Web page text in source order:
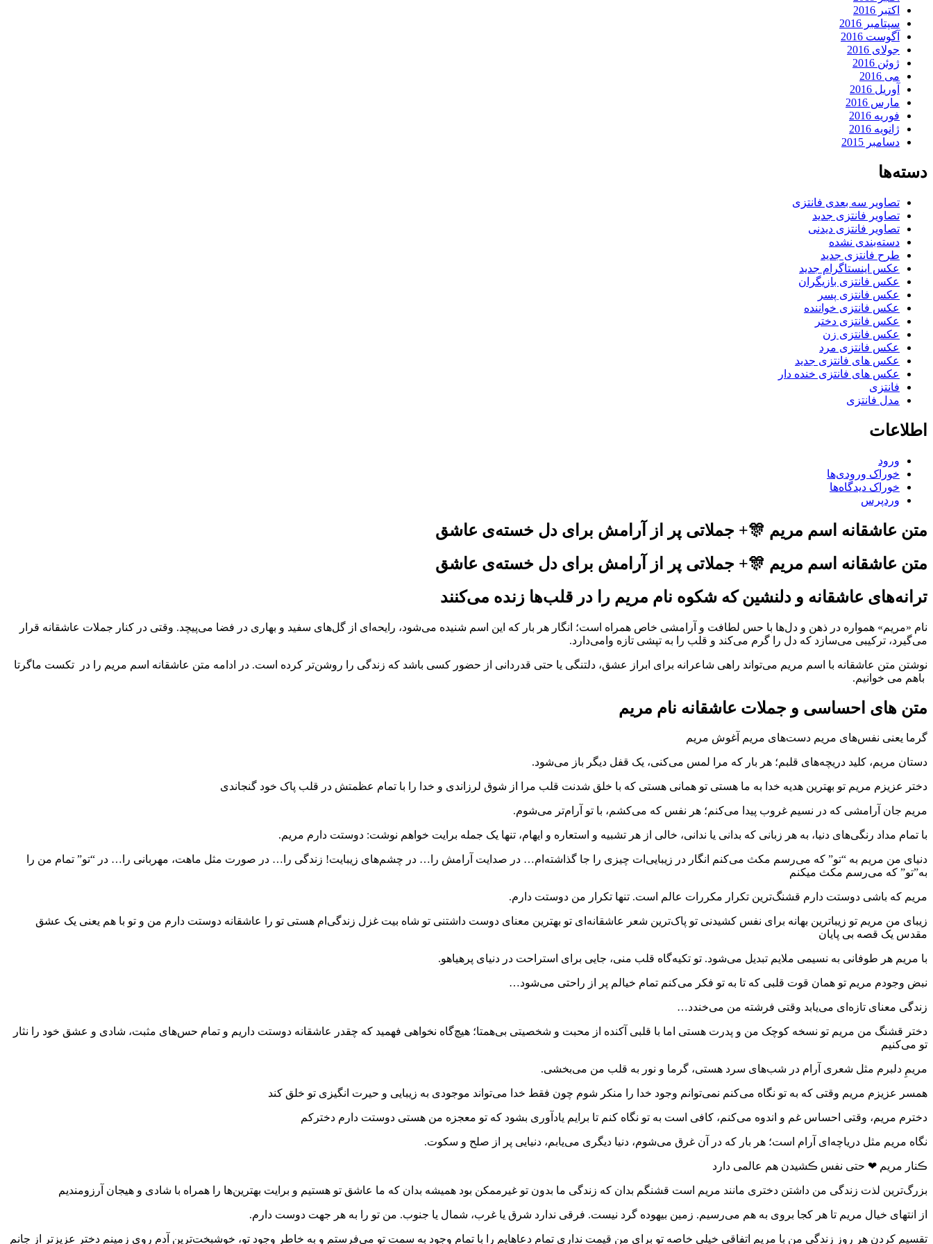
اکتبر 2016
سپتامبر 2016
آگوست 2016
جولای 2016
ژوئن 2016
می 2016
آوریل 2016
مارس 2016
فوریه 2016
ژانویه 2016
دسامبر 2015
دسته‌ها
تصاویر سه بعدی فانتزی
تصاویر فانتزی جدید
تصاویر فانتزی دیدنی
دسته‌بندی نشده
طرح فانتزی جدید
عکس اینستاگرام جدید
عکس فانتزی بازیگران
عکس فانتزی پسر
عکس فانتزی خواننده
عکس فانتزی دختر
عکس فانتزی زن
عکس فانتزی مرد
عکس های فانتزی جدید
عکس های فانتزی خنده دار
فانتزی
مدل فانتزی
اطلاعات
ورود
خوراک ورودی‌ها
خوراک دیدگاه‌ها
وردپرس
متن عاشقانه اسم مریم 🎊+ جملاتی پر از آرامش برای دل خسته‌ی عاشق
متن عاشقانه اسم مریم 🎊+ جملاتی پر از آرامش برای دل خسته‌ی عاشق
ترانه‌های عاشقانه و دلنشین که شکوه نام مریم را در قلب‌ها زنده می‌کنند
نام «مریم» همواره در ذهن و دل‌ها با حس لطافت و آرامشی خاص همراه است؛ انگار هر بار که این اسم شنیده می‌شود، رایحه‌ای از گل‌های سفید و بهاری در فضا می‌پیچد. وقتی در کنار جملات عاشقانه قرار
می‌گیرد، ترکیبی می‌سازد که دل را گرم می‌کند و قلب را به تپشی تازه وا‌می‌دارد.
نوشتن متن عاشقانه با اسم مریم می‌تواند راهی شاعرانه برای ابراز عشق، دلتنگی یا حتی قدردانی از حضور کسی باشد که زندگی را روشن‌تر کرده است. در ادامه متن عاشقانه اسم مریم را در تکست ماگرتا
باهم می خوانیم.
متن های احساسی و جملات عاشقانه نام مریم
گرما یعنی نفس‌های مریم دست‌های مریم آغوش مریم
دستان مریم، کلید دریچه‌های قلبم؛ هر بار که مرا لمس می‌کنی، یک قفل دیگر باز می‌شود.
دختر عزیزم مریم تو بهترین هدیه خدا به ما هستی تو همانی هستی که با خلق شدنت قلب مرا از شوق لرزاندی و خدا را با تمام عظمتش در قلب پاک خود گنجاندی
مریم جان آرامشی که در نسیم غروب پیدا می‌کنم؛ هر نفس که می‌کشم، با تو آرام‌تر می‌شوم.
با تمام مداد رنگی‌های دنیا، به هر زبانی که بدانی یا ندانی، خالی از هر تشبیه و استعاره و ایهام، تنها یک جمله برایت خواهم نوشت: دوستت دارم مریم.
دنیای من مریم به “تو” که می‌رسم مکث می‌کنم انگار در زیبایی‌ات چیزی را جا گذاشته‌ام… در صدایت آرامش را… در چشم‌های زیبایت! زندگی را… در صورت مثل ماهت، مهربانی را… در “تو” تمام من را
به”تو” که می‌رسم مکث میکنم
مریم که باشی دوستت دارم قشنگ‌ترین تکرار مکررات عالم است. تنها تکرار من دوستت دارم.
زیبای من مریم تو زیباترین بهانه بر‌ای نفس کشیدنی تو پاک‌ترین شعر عاشقانه‌ای تو بهترین معنای دوست داشتنی تو شاه بیت غزل زندگی‌ام هستی تو را عاشقانه دوستت دارم من و تو با هم یعنی یک عشق
مقدس یک قصه بی پایان
با مریم هر طوفانی به نسیمی ملایم تبدیل می‌شود. تو تکیه‌گاه قلب منی، جایی برای استراحت در دنیای پرهیاهو.
نبض وجودم مریم ‏تو همان قوت قلبی که تا به تو فکر می‌کنم تمام خیالم پر از راحتی می‌شود…
زندگی معنای تازه‌ای می‌یابد وقتی فرشته من می‌خندد…
دختر قشنگ من مریم تو نسخه کوچک من و پدرت هستی اما با قلبی آکنده از محبت و شخصیتی بی‌همتا؛ هیچ‌گاه نخواهی فهمید که چقدر عاشقانه دوستت داریم و تمام حس‌های مثبت، شادی و عشق خود را نثار
تو می‌کنیم
مریمِ دلبرم مثل شعری آرام در شب‌های سرد هستی، گرما و نور به قلب من می‌بخشی.
همسر عزیزم مریم وقتی که به تو نگاه می‌کنم نمی‌توانم وجود خدا را منکر شوم چون فقط خدا می‌تواند موجودی به زیبایی و حیرت انگیزی تو خلق کند
دخترم مریم، وقتی احساس غم و اندوه می‌کنم، کافی است به تو نگاه کنم تا برایم یادآوری بشود که تو معجزه من هستی دوستت دارم دخترکم
نگاه مریم مثل دریاچه‌ای آرام است؛ هر بار که در آن غرق می‌شوم، دنیا دیگری می‌یابم، دنیایی پر از صلح و سکوت.
ڪنار مریم ❤ حتی نفس ڪشیدن هم عالمی دارد
بزرگ‌ترین لذت زندگی من داشتن دختری مانند مریم است قشنگم بدان که زندگی ما بدون تو غیرممکن بود همیشه بدان که ما عاشق تو هستیم و برایت بهترین‌ها را همراه با شادی و هیجان آرزومندیم
از انتهای خیال مریم تا هر کجا بروی به هم می‌رسیم. زمین بیهوده گرد نیست. فرقی ندارد شرق یا غرب، شمال یا جنوب. من تو را به هر جهت دوست دارم.
تقسیم کردن هر روز زندگی من با مریم اتفاقی خیلی خاصه تو برای من قیمت نداری تمام دعاهایم را با تمام وجود به سمت تو می‌فرستم و به خاطر وجود تو، خوشبخت‌ترین آدم روی زمینم دختر عزیزتر از جانم